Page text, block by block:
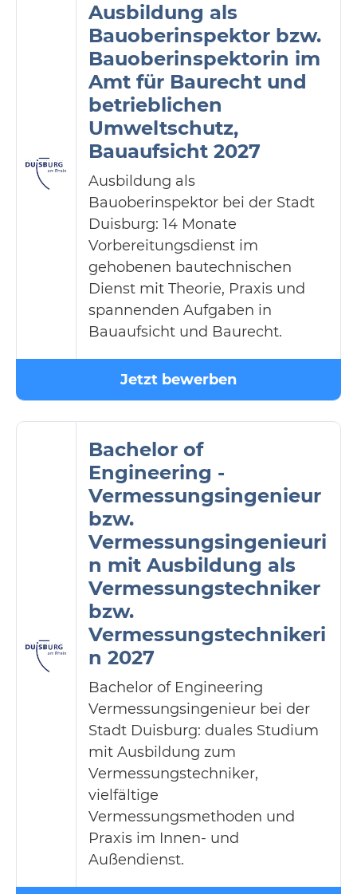
Ausbildung als
Bauoberinspektor bzw.
Bauoberinspektorin im
Amt für Baurecht und
betrieblichen
Umweltschutz,
Bauaufsicht 2027
Ausbildung als
Bauoberinspektor bei der Stadt
Duisburg: 14 Monate
Vorbereitungsdienst im
gehobenen bautechnischen
Dienst mit Theorie, Praxis und
spannenden Aufgaben in
Bauaufsicht und Baurecht.
Jetzt bewerben
Bachelor of
Engineering -
Vermessungsingenieur
bzw.
Vermessungsingenieuri
n mit Ausbildung als
Vermessungstechniker
bzw.
Vermessungstechnikeri
n 2027
Bachelor of Engineering
Vermessungsingenieur bei der
Stadt Duisburg: duales Studium
mit Ausbildung zum
Vermessungstechniker,
vielfältige
Vermessungsmethoden und
Praxis im Innen- und
Außendienst.